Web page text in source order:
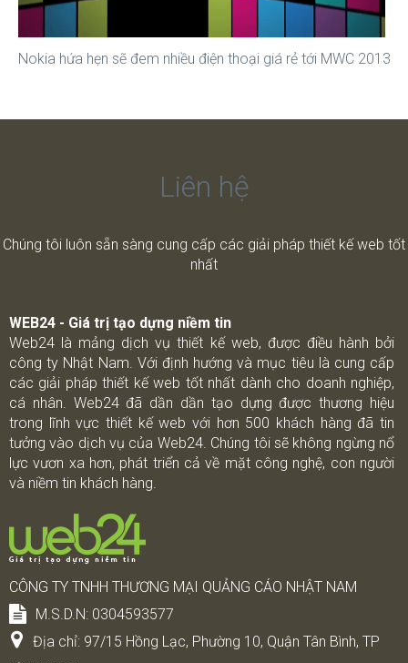
Nokia hứa hẹn sẽ đem nhiều điện thoại giá rẻ tới MWC 2013
Liên hệ
Chúng tôi luôn sẵn sàng cung cấp các giải pháp thiết kế web tốt
nhất
WEB24 - Giá trị tạo dựng niềm tin
Web24 là mảng dịch vụ thiết kế web, được điều hành bởi
công ty Nhật Nam. Với định hướng và mục tiêu là cung cấp
các giải pháp thiết kế web tốt nhất dành cho doanh nghiệp,
cá nhân. Web24 đã dần dần tạo dựng được thương hiệu
trong lĩnh vực thiết kế web với hơn 500 khách hàng đã tin
tưởng vào dịch vụ của Web24. Chúng tôi sẽ không ngừng nổ
lực vươn xa hơn, phát triển cả về mặt công nghệ, con người
và niềm tin khách hàng.
CÔNG TY TNHH THƯƠNG MẠI QUẢNG CÁO NHẬT NAM
M.S.D.N: 0304593577
Địa chỉ: 97/15 Hồng Lạc, Phường 10, Quận Tân Bình, TP